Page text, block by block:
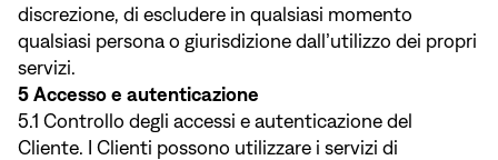
discrezione, di escludere in qualsiasi momento
qualsiasi persona o giurisdizione dall’utilizzo dei propri
servizi.
5 Accesso e autenticazione
5.1 Controllo degli accessi e autenticazione del
Cliente. I Clienti possono utilizzare i servizi di